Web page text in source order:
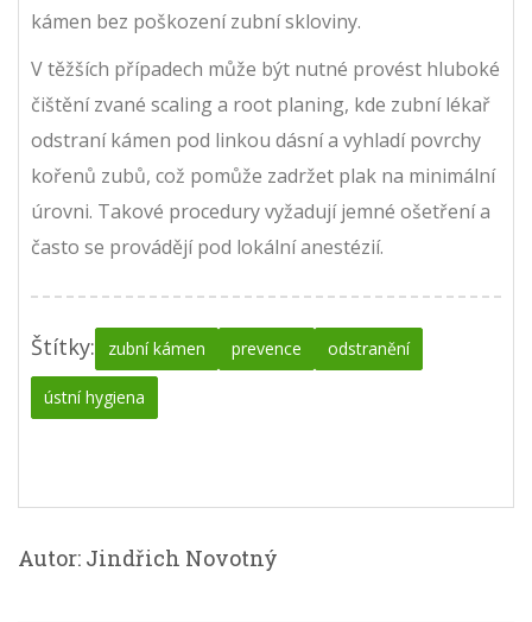
kámen bez poškození zubní skloviny.
V těžších případech může být nutné provést hluboké
čištění zvané scaling a root planing, kde zubní lékař
odstraní kámen pod linkou dásní a vyhladí povrchy
kořenů zubů, což pomůže zadržet plak na minimální
úrovni. Takové procedury vyžadují jemné ošetření a
často se provádějí pod lokální anestézií.
Štítky: zubní kámen prevence odstranění
ústní hygiena
Autor: Jindřich Novotný